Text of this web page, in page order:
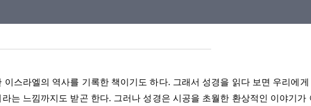
스라엘의 역사를 기록한 책이기도 하다. 그래서 성경을 읽다 보면 우리에
는 느낌까지도 받곤 한다. 그러나 성경은 시공을 초월한 환상적인 이야기